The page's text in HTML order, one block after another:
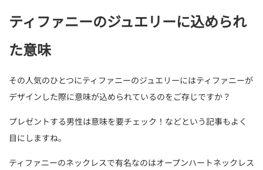
ティファニーのジュエリーに込められ
た意味
その人気のひとつにティファニーのジュエリーにはティファニーが
デザインした際に意味が込められているのをご存じですか？
プレゼントする男性は意味を要チェック！などという記事もよく
目にしますね。
ティファニーのネックレスで有名なのはオープンハートネックレス